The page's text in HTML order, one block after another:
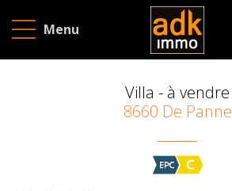
Menu
À
vendre
ÉVALUATION
Villa - à vendre
8660 De Panne